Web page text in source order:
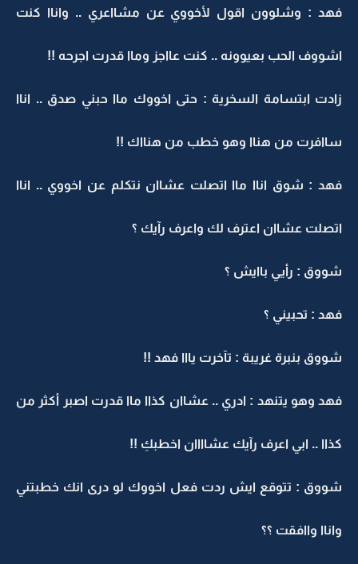
فهد : وشلوون اقول لأخووي عن مشااعري .. واناا كنت
اشووف الحب بعيوونه .. كنت عااجز وماا قدرت اجرحه !!
زادت ابتسامة السخرية : حتى اخووك ماا حبني صدق .. اناا
ساافرت من هناا وهو خطب من هنااك !!
فهد : شوق اناا ماا اتصلت عشاان نتكلم عن اخووي .. اناا
اتصلت عشاان اعترف لك واعرف رآيك ؟
شووق : رأيي باايش ؟
فهد : تحبيني ؟
شووق بنبرة غريبة : تآخرت يااا فهد !!
فهد وهو يتنهد : ادري .. عشاان كذاا ماا قدرت اصبر أكثر من
كذاا .. ابي اعرف رآيك عشاااان اخطبكِ !!
شووق : تتوقع ايش ردت فعل اخووك لو درى انك خطبتني
واناا واافقت ؟؟